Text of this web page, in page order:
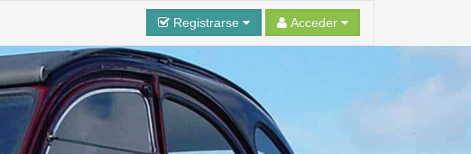
Registrarse Acceder